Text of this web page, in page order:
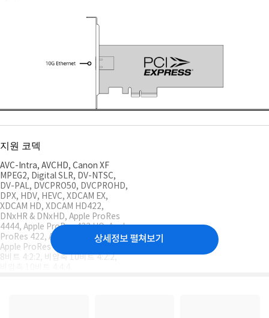
지원 코덱
AVC-Intra, AVCHD, Canon XF
MPEG2, Digital SLR, DV-NTSC,
DV-PAL, DVCPRO50, DVCPROHD,
DPX, HDV, HEVC, XDCAM EX,
XDCAM HD, XDCAM HD422,
DNxHR & DNxHD, Apple ProRes
4444, Apple ProRes 422 HQ, Apple
ProRes 422, Apple ProRes LT,
Apple ProRes 422 Proxy, 비압축
8비트 4:2:2, 비압축 10비트 4:2:2,
상세정보 펼쳐보기